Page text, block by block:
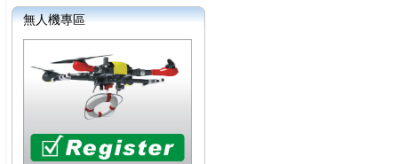
無人機專區